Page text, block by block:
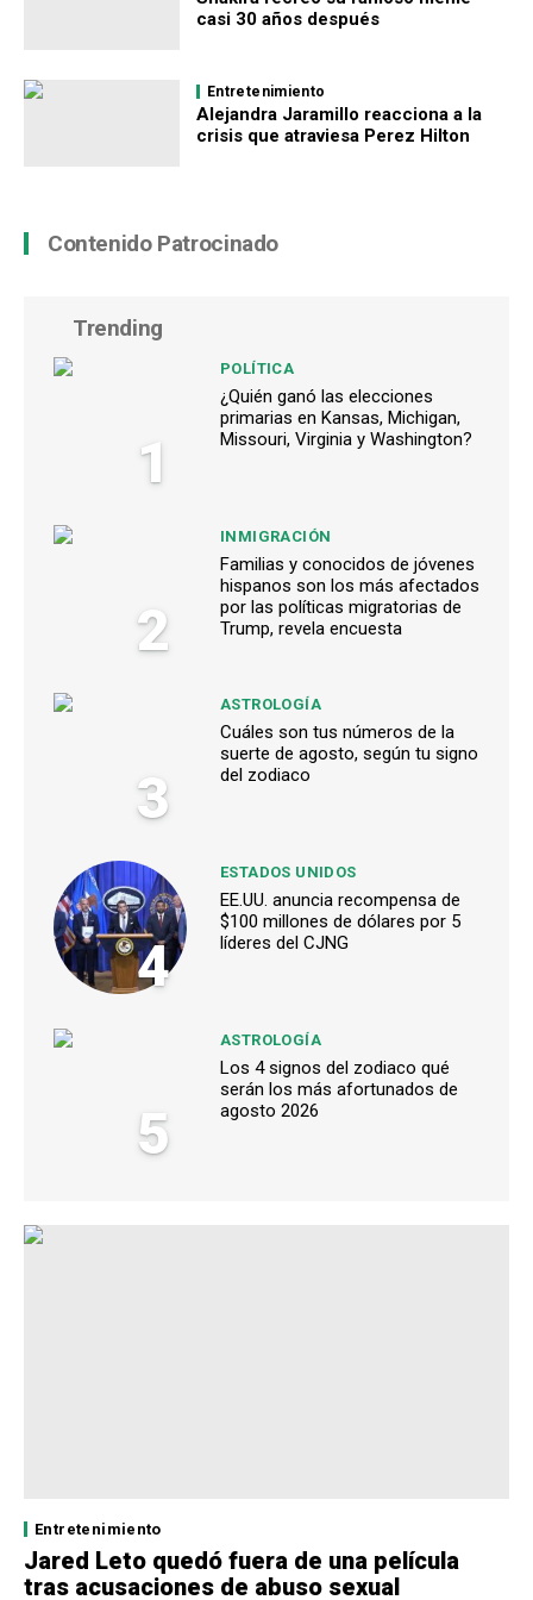
casi 30 años después
Entretenimiento
Alejandra Jaramillo reacciona a la
crisis que atraviesa Perez Hilton
Contenido Patrocinado
Trending
1
POLÍTICA
¿Quién ganó las elecciones
primarias en Kansas, Michigan,
Missouri, Virginia y Washington?
2
INMIGRACIÓN
Familias y conocidos de jóvenes
hispanos son los más afectados
por las políticas migratorias de
Trump, revela encuesta
3
ASTROLOGÍA
Cuáles son tus números de la
suerte de agosto, según tu signo
del zodiaco
4
ESTADOS UNIDOS
EE.UU. anuncia recompensa de
$100 millones de dólares por 5
líderes del CJNG
5
ASTROLOGÍA
Los 4 signos del zodiaco qué
serán los más afortunados de
agosto 2026
Entretenimiento
Jared Leto quedó fuera de una película
tras acusaciones de abuso sexual